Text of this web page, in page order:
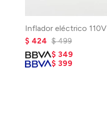
Inflador eléctrico 110V
$ 424 $ 499
$ 349
$ 399